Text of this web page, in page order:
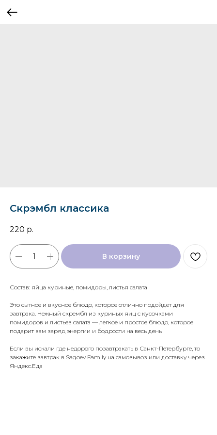
Скрэмбл классика
220 р.
В корзину
Состав: яйца куриные, помидоры, листья салата
Это сытное и вкусное блюдо, которое отлично подойдет для
завтрака. Нежный скрембл из куриных яиц с кусочками
помидоров и листьев салата — легкое и простое блюдо, которое
подарит вам заряд энергии и бодрости на весь день
Если вы искали где недорого позавтракать в Санкт-Петербурге, то
закажите завтрак в Sagoev Family на самовывоз или доставку через
Яндекс.Еда